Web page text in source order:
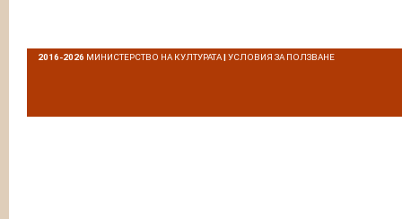
2016-2026 МИНИСТЕРСТВО НА КУЛТУРАТА|УСЛОВИЯ ЗА ПОЛЗВАНЕ